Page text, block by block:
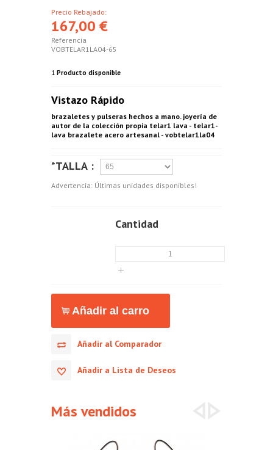
Precio Rebajado:
167,00 €
Referencia
VOBTELAR1LA04-65
1 Producto disponible
Vistazo Rápido
brazaletes y pulseras hechos a mano. joyería de
autor de la colección propia telar1 lava - telar1-
lava brazalete acero artesanal - vobtelar1la04
*TALLA :
Advertencia: Últimas unidades disponibles!
Cantidad
Añadir al Comparador
Añadir a Lista de Deseos
Más vendidos